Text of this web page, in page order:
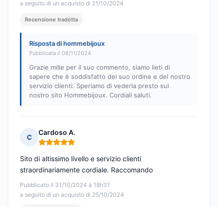
a seguito di un acquisto di 21/10/2024
Recensione tradotta
Risposta di hommebijoux
Pubblicata il 08/11/2024
Grazie mille per il suo commento, siamo lieti di
sapere che è soddisfatto del suo ordine e del nostro
servizio clienti. Speriamo di vederla presto sul
nostro sito Hommebijoux. Cordiali saluti.
C
Cardoso A.
Nota: 5 su 5
Pubblicato il 31/10/2024 à 18h31
a seguito di un acquisto di 25/10/2024
Sito di altissimo livello e servizio clienti
straordinariamente cordiale. Raccomando